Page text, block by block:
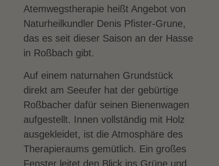
Atemwegstherapie heißt Angebot von
Naturheilkundler Denis Pfister-Grune,
das es seit dieser Saison an der Hasse
in Roßbach gibt.
Auf einem naturnahen Grundstück
direkt am Seeufer hat der gebürtige
Roßbacher dafür seinen Bienenwagen
aufgestellt. Innen vollständig mit Holz
ausgekleidet, ist die Atmosphäre des
Therapieraums gemütlich. Ein großes
Fenster leitet den Blick ins Grüne und